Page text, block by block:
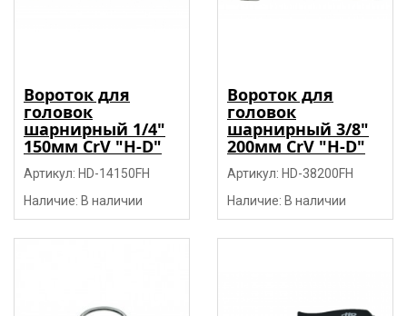
Вороток для
головок
шарнирный 1/4"
150мм CrV "H-D"
Артикул: HD-14150FH
Наличие: В наличии
Вороток для
головок
шарнирный 3/8"
200мм CrV "H-D"
Артикул: HD-38200FH
Наличие: В наличии